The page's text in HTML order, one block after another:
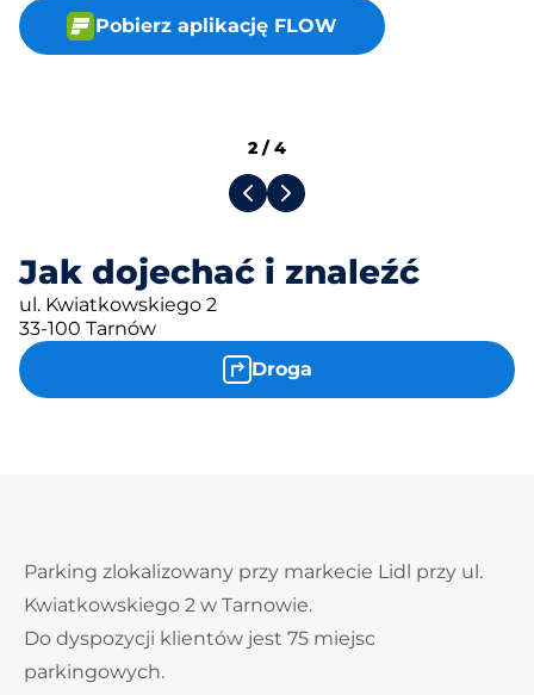
Pobierz aplikację FLOW
Jak dojechać i znaleźć
ul. Kwiatkowskiego 2
33-100 Tarnów
Droga
2 /4
Parking zlokalizowany przy markecie Lidl przy ul.
Kwiatkowskiego 2 w Tarnowie.
Do dyspozycji klientów jest 75 miejsc
parkingowych.